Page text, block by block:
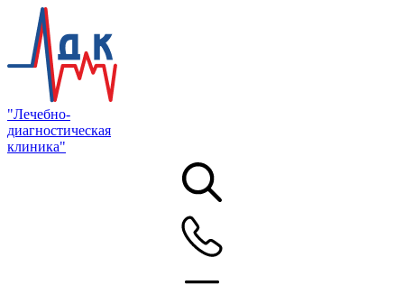
"Лечебно-
диагностическая
клиника"